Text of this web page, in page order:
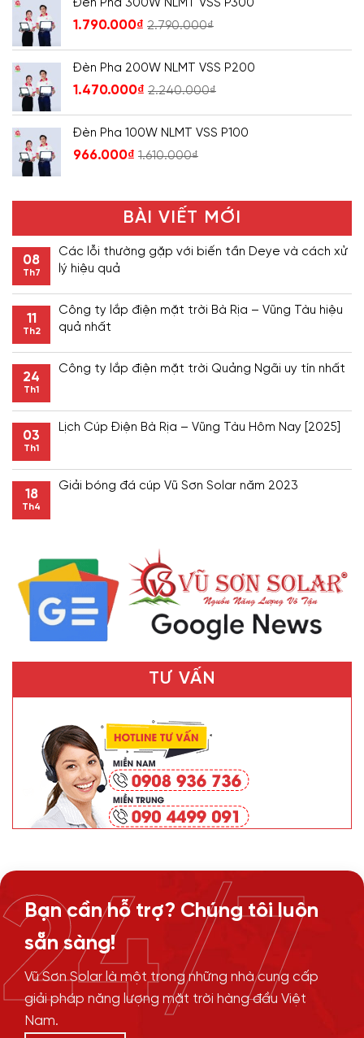
Đèn Pha 300W NLMT VSS P300
1.790.000₫ 2.790.000₫
Đèn Pha 200W NLMT VSS P200
1.470.000₫ 2.240.000₫
Đèn Pha 100W NLMT VSS P100
966.000₫ 1.610.000₫
BÀI VIẾT MỚI
08
Th7
Các lỗi thường gặp với biến tần Deye và cách xử
lý hiệu quả
11
Th2
Công ty lắp điện mặt trời Bà Rịa – Vũng Tàu hiệu
quả nhất
24
Th1
Công ty lắp điện mặt trời Quảng Ngãi uy tín nhất
03
Th1
Lịch Cúp Điện Bà Rịa – Vũng Tàu Hôm Nay [2025]
18
Th4
Giải bóng đá cúp Vũ Sơn Solar năm 2023
TƯ VẤN
Bạn cần hỗ trợ? Chúng tôi luôn
sẵn sàng!
Vũ Sơn Solar là một trong những nhà cung cấp
giải pháp năng lượng mặt trời hàng đầu Việt
Nam.
24/7